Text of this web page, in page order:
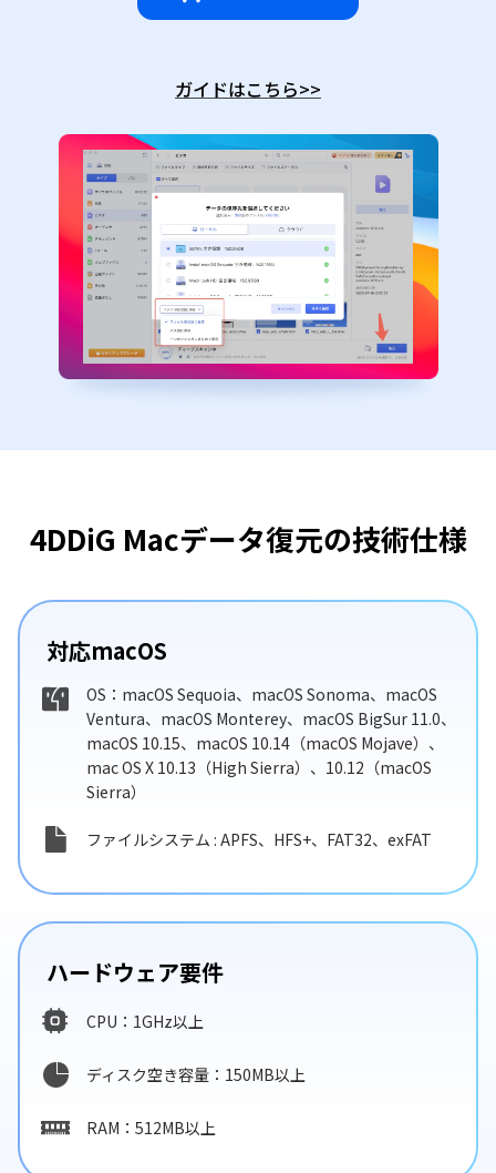
ガイドはこちら>>
4DDiG Macデータ復元の技術仕様
対応macOS
OS：macOS Sequoia、macOS Sonoma、macOS
Ventura、macOS Monterey、macOS BigSur 11.0、
macOS 10.15、macOS 10.14（macOS Mojave）、
mac OS X 10.13（High Sierra）、10.12（macOS
Sierra）
ファイルシステム : APFS、HFS+、FAT32、exFAT
ハードウェア要件
CPU：1GHz以上
ディスク空き容量：150MB以上
RAM：512MB以上